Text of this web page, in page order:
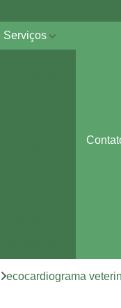
Serviços
Vacina para
ecocardiograma